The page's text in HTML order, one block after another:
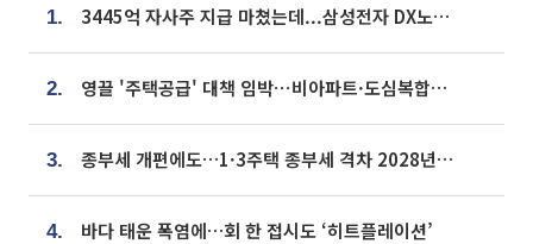
1. 3445억 자사주 지급 마쳤는데...삼성전자 DX노조, 뒤늦은 '떼쓰기 집회'
2. 영끌 '주택공급' 대책 임박⋯비아파트·도심복합까지 총동원
3. 종부세 개편에도…1·3주택 종부세 격차 2028년부터 확대
4. 바다 태운 폭염에…회 한 접시도 ‘히트플레이션’